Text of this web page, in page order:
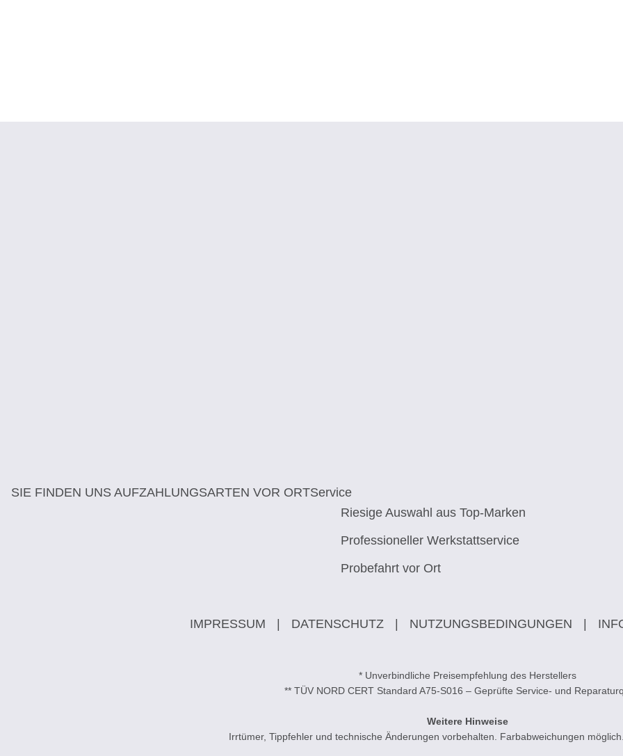
SIE FINDEN UNS AUFZAHLUNGSARTEN VOR ORTService
Riesige Auswahl aus Top-Marken
Professioneller Werkstattservice
Probefahrt vor Ort
IMPRESSUM DATENSCHUTZ NUTZUNGSBEDINGUNGEN
* Unverbindliche Preisempfehlung des Herstellers
** TÜV NORD CERT Standard A75-S016 – Geprüfte Service- und
Weitere Hinweise
Irrtümer, Tippfehler und technische Änderungen vorbehalten. Farbabweichungen